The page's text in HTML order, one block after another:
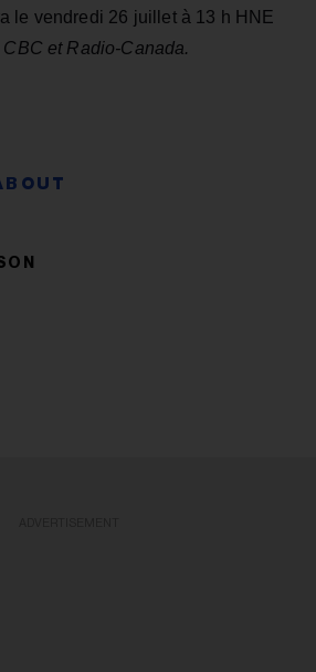
le vendredi 26 juillet à 13 h HNE
CBC et Radio-Canada.